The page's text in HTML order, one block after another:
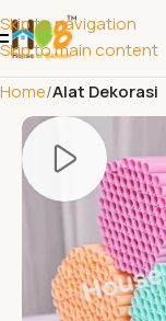
Skip to navigation
Skip to main content
Home Alat Dekorasi